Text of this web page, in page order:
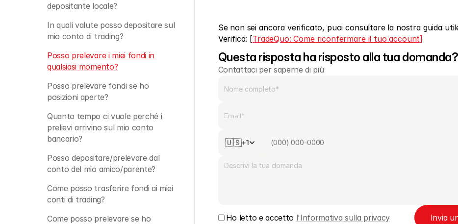
depositante locale?
In quali valute posso depositare sul
mio conto di trading?
Posso prelevare i miei fondi in
qualsiasi momento?
Posso prelevare fondi se ho
posizioni aperte?
Quanto tempo ci vuole perché i
prelievi arrivino sul mio conto
bancario?
Posso depositare/prelevare dal
conto del mio amico/parente?
Come posso trasferire fondi ai miei
conti di trading?
Come posso prelevare se ho
Se non sei ancora verificato, puoi consultare la nostra guida
Verifica: [TradeQuo: Come riconfermare il tuo account]
Questa risposta ha risposto alla tua domanda?
Contattaci per saperne di più
🇺🇸+1
Ho letto e accetto l'Informativa sulla privacy Invia